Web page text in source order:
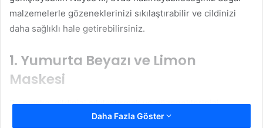
malzemelerle gözeneklerinizi sıkılaştırabilir ve cildinizi
daha sağlıklı hale getirebilirsiniz.
1. Yumurta Beyazı ve Limon
Maskesi
Bu maske, cildinizi sıkılaştırmak ve gözeneklerinizi
küçültmek için harika bir seçenektir. Yumurta beyazı cildi
Daha Fazla Göster